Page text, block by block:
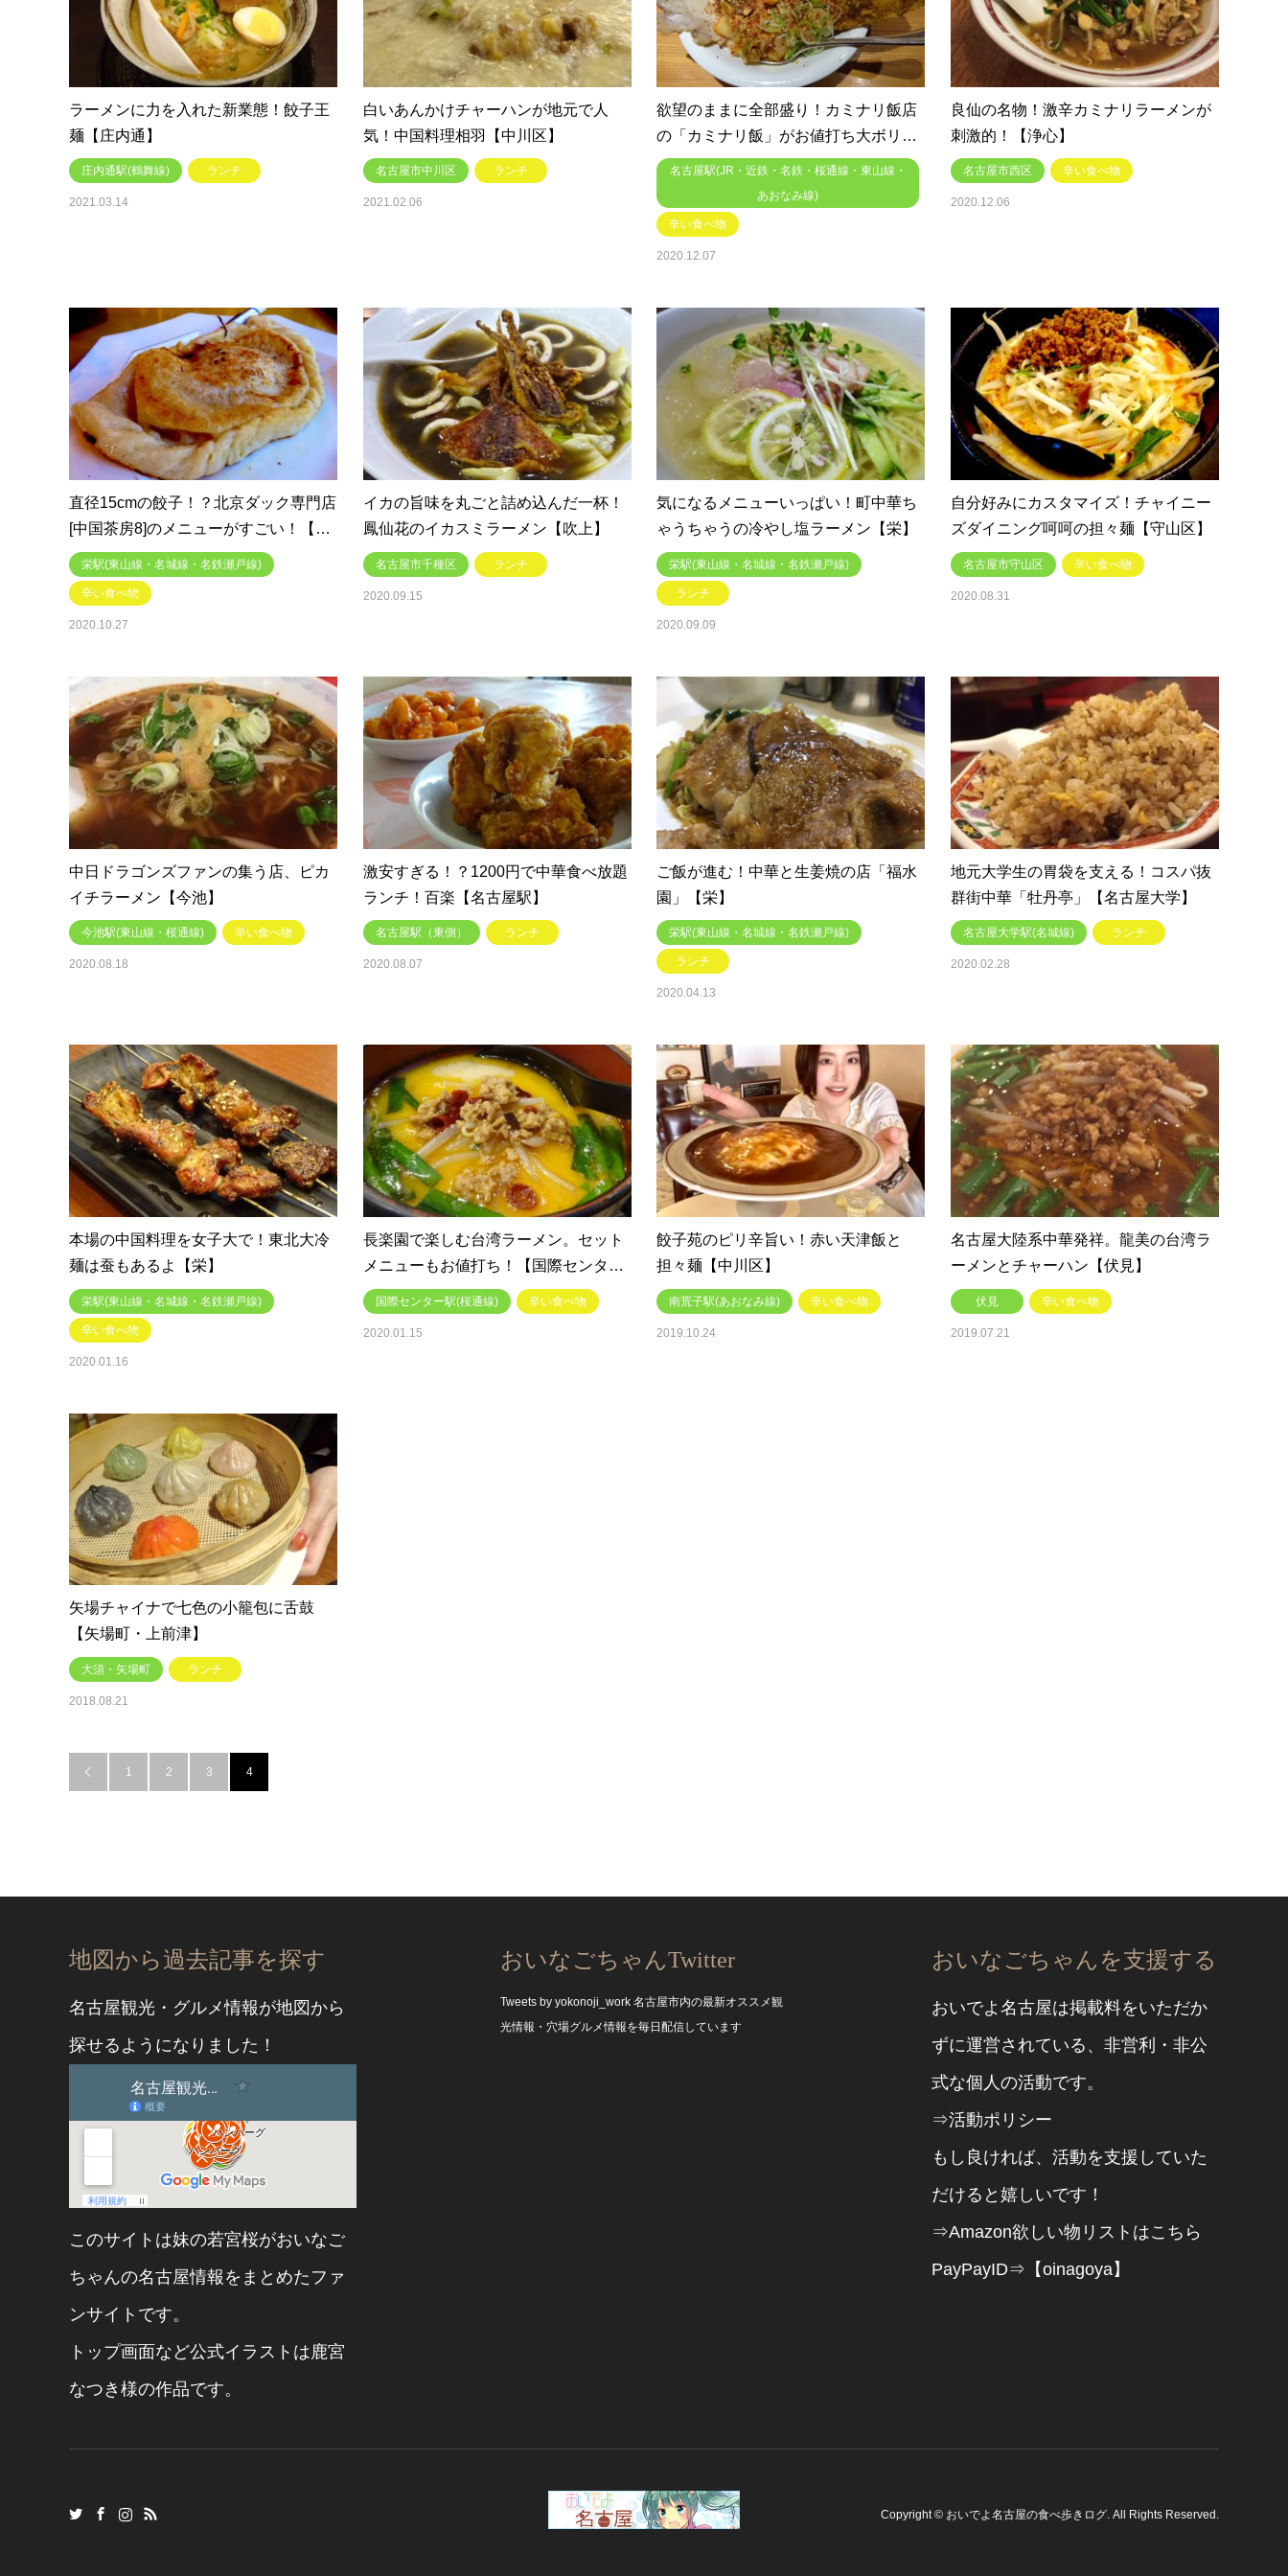
ラーメンに力を入れた新業態！餃子王
麺【庄内通】
庄内通駅(鶴舞線) ランチ
2021.03.14
白いあんかけチャーハンが地元で人
気！中国料理相羽【中川区】
名古屋市中川区 ランチ
2021.02.06
欲望のままに全部盛り！カミナリ飯店
の「カミナリ飯」がお値打ち大ボリ…
名古屋駅(JR・近鉄・名鉄・桜通線・東山線・
あおなみ線)
辛い食べ物
2020.12.07
良仙の名物！激辛カミナリラーメンが
刺激的！【浄心】
名古屋市西区 辛い食べ物
2020.12.06
直径15cmの餃子！？北京ダック専門店
[中国茶房8]のメニューがすごい！【…
栄駅(東山線・名城線・名鉄瀬戸線)
辛い食べ物
2020.10.27
イカの旨味を丸ごと詰め込んだ一杯！
鳳仙花のイカスミラーメン【吹上】
名古屋市千種区 ランチ
2020.09.15
気になるメニューいっぱい！町中華ち
ゃうちゃうの冷やし塩ラーメン【栄】
栄駅(東山線・名城線・名鉄瀬戸線)
ランチ
2020.09.09
自分好みにカスタマイズ！チャイニー
ズダイニング呵呵の担々麺【守山区】
名古屋市守山区 辛い食べ物
2020.08.31
中日ドラゴンズファンの集う店、ピカ
イチラーメン【今池】
今池駅(東山線・桜通線) 辛い食べ物
2020.08.18
激安すぎる！？1200円で中華食べ放題
ランチ！百楽【名古屋駅】
名古屋駅（東側） ランチ
2020.08.07
ご飯が進む！中華と生姜焼の店「福水
園」【栄】
栄駅(東山線・名城線・名鉄瀬戸線)
ランチ
2020.04.13
地元大学生の胃袋を支える！コスパ抜
群街中華「牡丹亭」【名古屋大学】
名古屋大学駅(名城線) ランチ
2020.02.28
本場の中国料理を女子大で！東北大冷
麺は蚕もあるよ【栄】
栄駅(東山線・名城線・名鉄瀬戸線)
辛い食べ物
2020.01.16
長楽園で楽しむ台湾ラーメン。セット
メニューもお値打ち！【国際センタ…
国際センター駅(桜通線) 辛い食べ物
2020.01.15
餃子苑のピリ辛旨い！赤い天津飯と
担々麺【中川区】
南荒子駅(あおなみ線) 辛い食べ物
2019.10.24
名古屋大陸系中華発祥。龍美の台湾ラ
ーメンとチャーハン【伏見】
伏見 辛い食べ物
2019.07.21
矢場チャイナで七色の小籠包に舌鼓
【矢場町・上前津】
大須・矢場町 ランチ
2018.08.21
 1 2 3 4
地図から過去記事を探す
名古屋観光・グルメ情報が地図から
探せるようになりました！
このサイトは妹の若宮桜がおいなご
ちゃんの名古屋情報をまとめたファ
ンサイトです。
トップ画面など公式イラストは鹿宮
なつき 様の作品です。
おいなごちゃんTwitter
Tweets by yokonoji_work 名古屋市内の最新オススメ観
光情報・穴場グルメ情報を毎日配信しています
おいなごちゃんを支援する
おいでよ名古屋は掲載料をいただか
ずに運営されている、非営利・非公
式な個人の活動です。
⇒活動ポリシー
もし良ければ、活動を支援していた
だけると嬉しいです！
⇒Amazon欲しい物リストはこちら
PayPayID⇒【oinagoya】
Copyright© おいでよ名古屋の食べ歩きログ. All Rights Reserved.